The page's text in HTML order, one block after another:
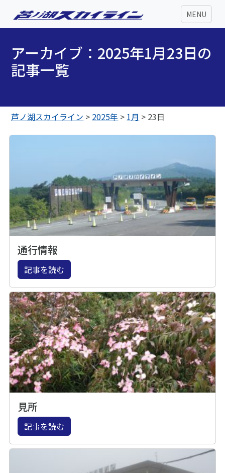
MENU
アーカイブ：2025年1月23日の
記事一覧
芦ノ湖スカイライン > 2025年 > 1月 > 23日
通行情報
記事を読む
見所
記事を読む